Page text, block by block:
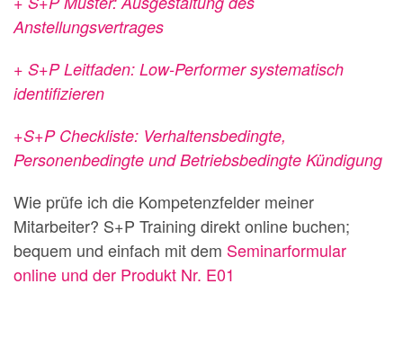
Anstellungsvertrages
+ S+P Leitfaden: Low-Performer systematisch
identifizieren
+S+P Checkliste: Verhaltensbedingte,
Personenbedingte und Betriebsbedingte Kündigung
Wie prüfe ich die Kompetenzfelder meiner
Mitarbeiter? S+P Training direkt online buchen;
bequem und einfach mit dem Seminarformular
online und der Produkt Nr. E01